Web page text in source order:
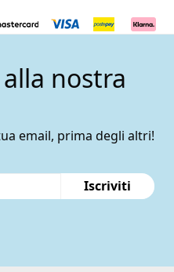
nostra
email, prima degli altri!